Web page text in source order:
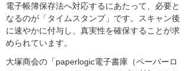
電子帳簿保存法へ対応するにあたって、必要と
なるのが「タイムスタンプ」です。スキャン後
に速やかに付与し、真実性を確保することが求
められています。
大塚商会の「paperlogic電子書庫（ペーパーロ